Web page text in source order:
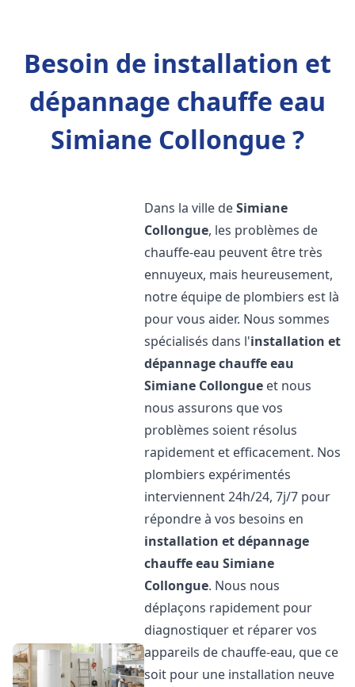
Besoin de installation et
dépannage chauffe eau
Simiane Collongue ?
Dans la ville deSimiane
Collongue, les problèmes de
chauffe-eau peuvent être très
ennuyeux, mais heureusement,
notre équipe de plombiers est là
pour vous aider. Nous sommes
spécialisés dans l'installation et
dépannage chauffe eau
Simiane Collongue et nous
nous assurons que vos
problèmes soient résolus
rapidement et efficacement. Nos
plombiers expérimentés
interviennent 24h/24, 7j/7 pour
répondre à vos besoins en
installation et dépannage
chauffe eau Simiane
Collongue. Nous nous
déplaçons rapidement pour
diagnostiquer et réparer vos
appareils de chauffe-eau, que ce
soit pour une installation neuve